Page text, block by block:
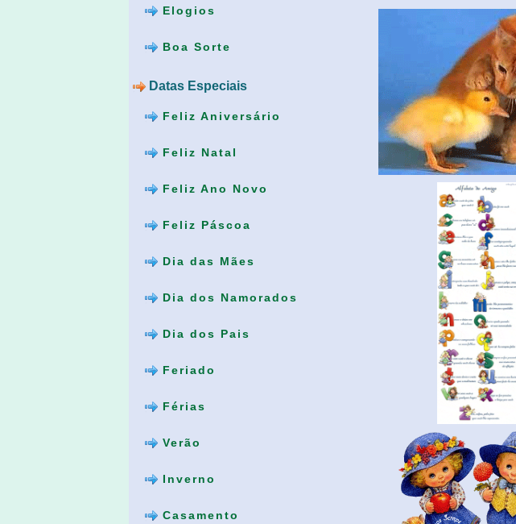
Elogios
Boa Sorte
Datas Especiais
Feliz Aniversário
Feliz Natal
Feliz Ano Novo
Feliz Páscoa
Dia das Mães
Dia dos Namorados
Dia dos Pais
Feriado
Férias
Verão
Inverno
Casamento